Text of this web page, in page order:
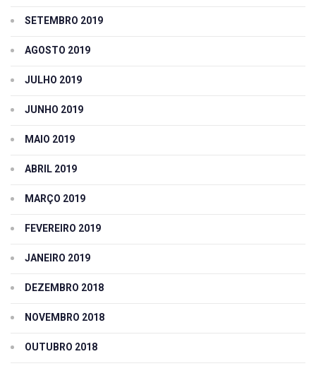
SETEMBRO 2019
AGOSTO 2019
JULHO 2019
JUNHO 2019
MAIO 2019
ABRIL 2019
MARÇO 2019
FEVEREIRO 2019
JANEIRO 2019
DEZEMBRO 2018
NOVEMBRO 2018
OUTUBRO 2018